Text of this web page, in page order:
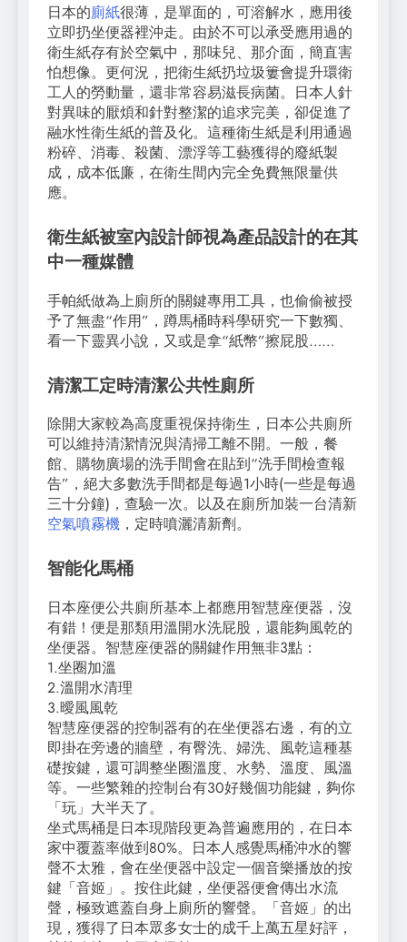
日本的廁紙很薄，是單面的，可溶解水，應用後
立即扔坐便器裡沖走。由於不可以承受應用過的
衛生紙存有於空氣中，那味兒、那介面，簡直害
怕想像。更何況，把衛生紙扔垃圾簍會提升環衛
工人的勞動量，還非常容易滋長病菌。日本人針
對異味的厭煩和針對整潔的追求完美，卻促進了
融水性衛生紙的普及化。這種衛生紙是利用通過
粉碎、消毒、殺菌、漂浮等工藝獲得的廢紙製
成，成本低廉，在衛生間內完全免費無限量供
應。
衛生紙被室內設計師視為產品設計的在其
中一種媒體
手帕紙做為上廁所的關鍵專用工具，也偷偷被授
予了無盡“作用”，蹲馬桶時科學研究一下數獨、
看一下靈異小說，又或是拿“紙幣”擦屁股……
清潔工定時清潔公共性廁所
除開大家較為高度重視保持衛生，日本公共廁所
可以維持清潔情況與清掃工離不開。一般，餐
館、購物廣場的洗手間會在貼到“洗手間檢查報
告”，絕大多數洗手間都是每過1小時(一些是每過
三十分鐘)，查驗一次。以及在廁所加裝一台清新
空氣噴霧機 ，定時噴灑清新劑。
智能化馬桶
日本座便公共廁所基本上都應用智慧座便器，沒
有錯！便是那類用溫開水洗屁股，還能夠風乾的
坐便器。智慧座便器的關鍵作用無非3點：
1.坐圈加溫
2.溫開水清理
3.曖風風乾
智慧座便器的控制器有的在坐便器右邊，有的立
即掛在旁邊的牆壁，有臀洗、婦洗、風乾這種基
礎按鍵，還可調整坐圈溫度、水勢、溫度、風溫
等。一些繁雜的控制台有30好幾個功能鍵，夠你
「玩」大半天了。
坐式馬桶是日本現階段更為普遍應用的，在日本
家中覆蓋率做到80%。日本人感覺馬桶沖水的響
聲不太雅，會在坐便器中設定一個音樂播放的按
鍵「音姬」。按住此鍵，坐便器便會傳出水流
聲，極致遮蓋自身上廁所的響聲。「音姬」的出
現，獲得了日本眾多女士的成千上萬五星好評，